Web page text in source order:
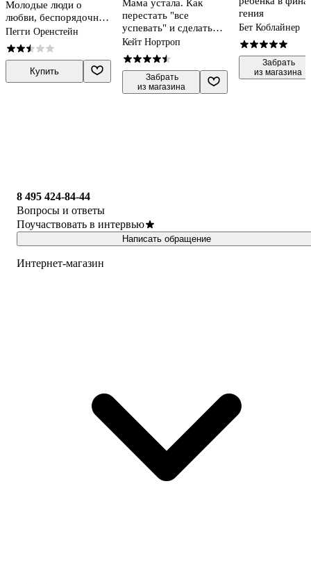
Молодые люди о
любви, беспорядочных
связях и современной
мужественности
Пегги Оренстейн
Купить
Мама устала. Как
перестать "все
успевать" и сделать
самое главное
Кейт Нортроп
Забрать
из магазина
гения
Бет Коблайнер
Забрать
из магазина
8 495 424-84-44
Вопросы и ответы
Поучаствовать в интервью
Написать обращение
Интернет-магазин